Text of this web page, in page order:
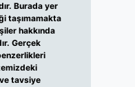
Burada yer
taşımamakta
hakkında
Gerçek
tavsiye